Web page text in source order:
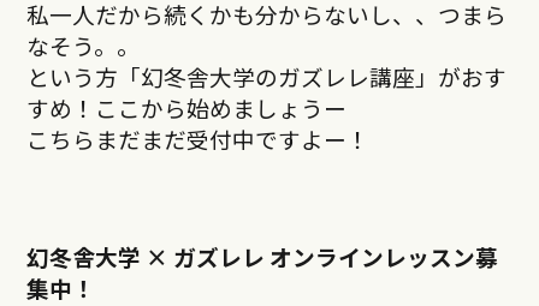
私一人だから続くかも分からないし、、つまら
なそう。。
という方「幻冬舎大学のガズレレ講座」がおす
すめ！ここから始めましょうー
こちらまだまだ受付中ですよー！
幻冬舎大学 × ガズレレ オンラインレッスン募
集中！